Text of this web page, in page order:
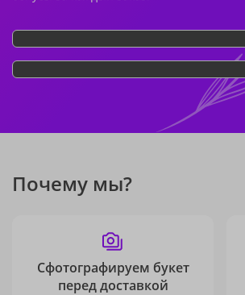
Почему мы?
Сфотографируем букет
перед доставкой